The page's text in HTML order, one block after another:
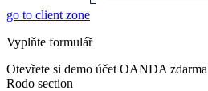
go to client zone
Vyplňte formulář
Otevřete si demo účet OANDA zdarma
Rodo section